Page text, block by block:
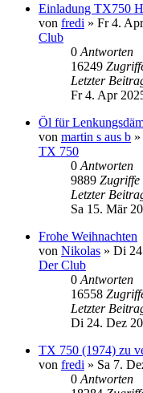
Einladung TX750
von fredi » Fr 4.
Club
0 Antworten
16249
Letzter
Fr 4. Apr
Öl für
von martin s aus b »
TX 750
0 Antworten
9889 Zugriffe
Letzter
Sa 15. Mär
Frohe Weihnachten
von Nikolas » Di
Der Club
0 Antworten
16558
Letzter
Di 24. Dez
TX 750 (1974) zu
von fredi » Sa 7.
0 Antworten